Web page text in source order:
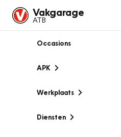
Vakgarage
ATB
Occasions
APK
Werkplaats
Diensten